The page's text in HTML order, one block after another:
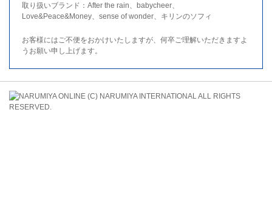
取り扱いブランド：After the rain、babycheer、
Love&Peace&Money、sense of wonder、キリンのソフィ
お客様にはご不便をおかけいたしますが、何卒ご理解いただきますよ
うお願い申し上げます。